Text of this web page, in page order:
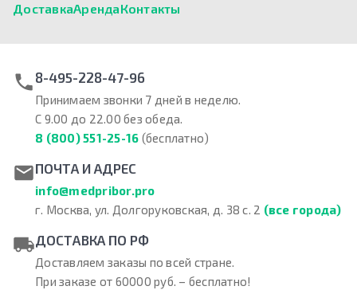
ДоставкаАрендаКонтакты
8-495-228-47-96
Принимаем звонки 7 дней в неделю.
С 9.00 до 22.00 без обеда.
8 (800) 551-25-16 (бесплатно)
ПОЧТА И АДРЕС
info@medpribor.pro
г. Москва, ул. Долгоруковская, д. 38 с. 2 (все города)
ДОСТАВКА ПО РФ
Доставляем заказы по всей стране.
При заказе от 60000 руб. – бесплатно!